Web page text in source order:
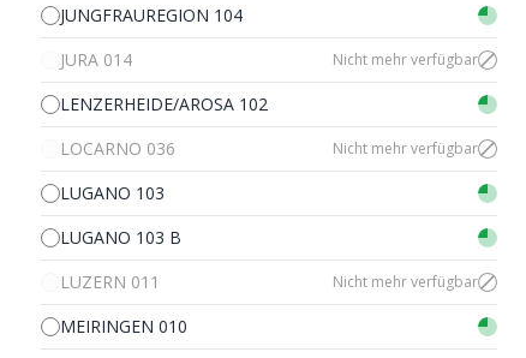
JUNGFRAUREGION 104
JURA 014
Nicht mehr verfügbar
LENZERHEIDE/AROSA 102
LOCARNO 036
Nicht mehr verfügbar
LUGANO 103
LUGANO 103 B
LUZERN 011
Nicht mehr verfügbar
MEIRINGEN 010